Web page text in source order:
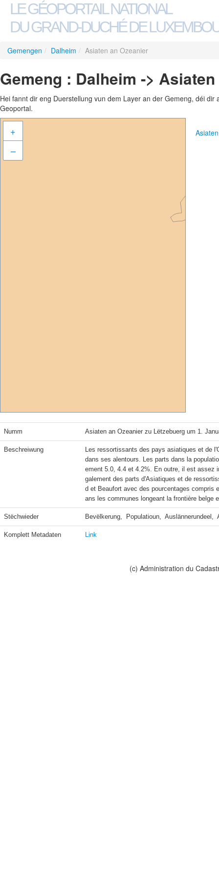
LE GÉOPORTAIL NATIONAL
DU GRAND-DUCHÉ DE
Gemengen / Dalheim / Asiaten an Ozeanier
Gemeng : Dalheim ->
Hei fannt dir eng Duerstellung vun dem Layer an der Gemeng, déi
Geoportal.
+
–
Numm Asiaten an Ozeanier zu Lëtzebuerg um 1.
Beschreiwung
Les ressortissants des pays asiatiques et de
dans ses alentours. Les parts dans la
ement 5.0, 4.4 et 4.2%. En outre, il est assez
galement des parts d'Asiatiques et de
d et Beaufort avec des pourcentages compris
ans les communes longeant la frontière belge
Stëchwieder Bevëlkerung,  Populatioun,  Auslännerundeel,
Komplett Metadaten Link
(c) Administration du